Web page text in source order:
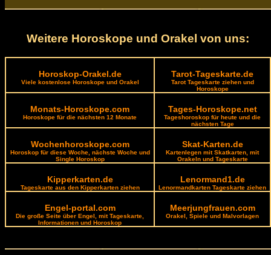
Weitere Horoskope und Orakel von uns:
Horoskop-Orakel.de
Viele kostenlose Horoskope und Orakel
Tarot-Tageskarte.de
Tarot Tageskarte ziehen und
Horoskope
Monats-Horoskope.com
Horoskope für die nächsten 12 Monate
Tages-Horoskope.net
Tageshoroskop für heute und die
nächsten Tage
Wochenhoroskope.com
Horoskop für diese Woche, nächste Woche und
Single Horoskop
Skat-Karten.de
Kartenlegen mit Skatkarten, mit
Orakeln und Tageskarte
Kipperkarten.de
Tageskarte aus den Kipperkarten ziehen
Lenormand1.de
Lenormandkarten Tageskarte ziehen
Engel-portal.com
Die große Seite über Engel, mit Tageskarte,
Informationen und Horoskop
Meerjungfrauen.com
Orakel, Spiele und Malvorlagen